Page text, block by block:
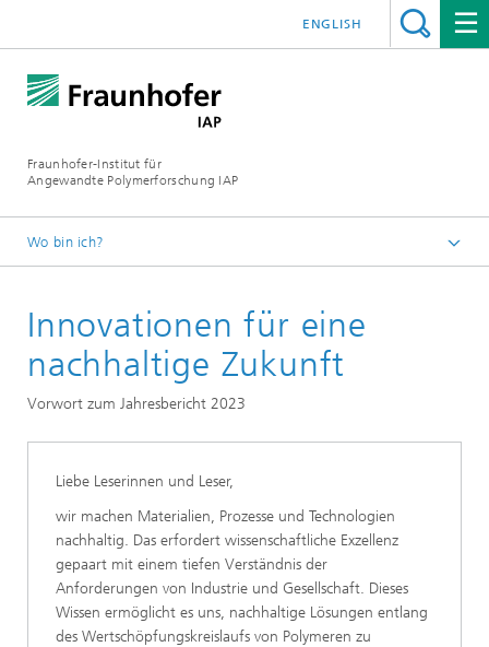
Fraunhofer-Institut für
Angewandte Polymerforschung IAP
ENGLISH
Wo bin ich?
Jahresbericht
2023 | Innovationen für eine nachhaltige Zukunft
Innovationen für eine
nachhaltige Zukunft
Vorwort zum Jahresbericht 2023
Liebe Leserinnen und Leser,
wir machen Materialien, Prozesse und Technologien
nachhaltig. Das erfordert wissenschaftliche Exzellenz
gepaart mit einem tiefen Verständnis der
Anforderungen von Industrie und Gesellschaft. Dieses
Wissen ermöglicht es uns, nachhaltige Lösungen entlang
des Wertschöpfungskreislaufs von Polymeren zu